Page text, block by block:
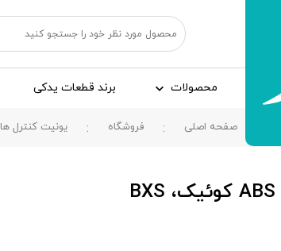
محصولات برند قطعات یدکی
صفحه اصلی فروشگاه یونیت کنترل ها